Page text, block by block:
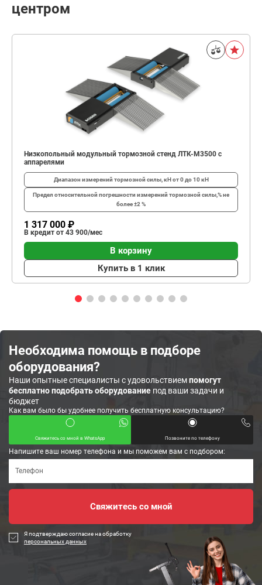
центром
Низкопольный модульный тормозной стенд ЛТК-М3500 с
аппарелями
Диапазон измерений тормозной силы, кНот 0 до 10 кН
Предел относительной погрешности измерений тормозной силы,%не
более ±2 %
1 317 000 ₽
В кредит от 43 900/мес
В корзину
Купить в 1 клик
Необходима помощь в подборе
оборудования?
Наши опытные специалисты с удовольствиемпомогут
бесплатно подобрать оборудование под ваши задачи и
бюджет
Как вам было бы удобнее получить бесплатную консультацию?
Свяжитесь со мной в WhatsApp Позвоните по телефону
Напишите ваш номер телефона и мы поможем вам с подбором:
Я подтверждаю согласие на обработку
персональных данных